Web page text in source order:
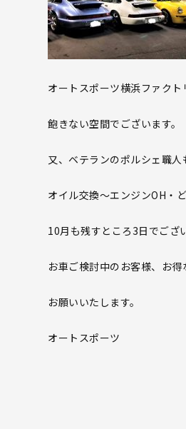
オートスポーツ横浜ファクト
飽きない空間でございます。
又、ベテランのポルシェ職
オイル交換～エンジンOH・
10月も残すところ3日でござ
お車ご検討中のお客様、お
お願いいたします。
オートスポーツ